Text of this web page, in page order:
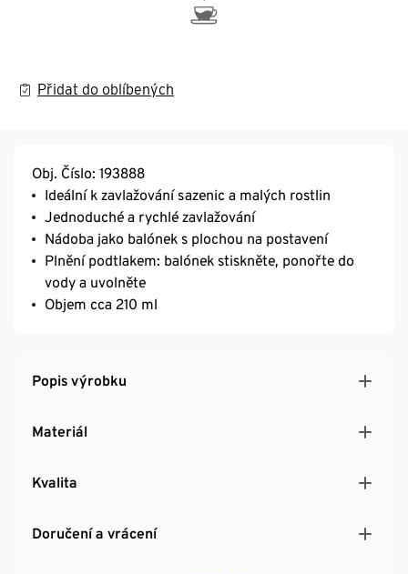
Přidat do oblíbených
Obj. Číslo: 193888
Ideální k zavlažování sazenic a malých rostlin
Jednoduché a rychlé zavlažování
Nádoba jako balónek s plochou na postavení
Plnění podtlakem: balónek stiskněte, ponořte do
vody a uvolněte
Objem cca 210 ml
Popis výrobku
Materiál
Kvalita
Doručení a vrácení